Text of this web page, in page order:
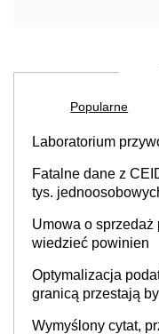
Popularne
Laboratorium
Fatalne dane z
tys.
Umowa o sprzedaż
wiedzieć powinien
Optymalizacja
granicą przestają
Wymyślony cytat,